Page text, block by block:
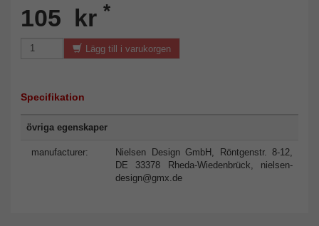
105 kr *
Lägg till i varukorgen
Specifikation
övriga egenskaper
manufacturer:
Nielsen Design GmbH, Röntgenstr. 8-12,
DE 33378 Rheda-Wiedenbrück, nielsen-
design@gmx.de